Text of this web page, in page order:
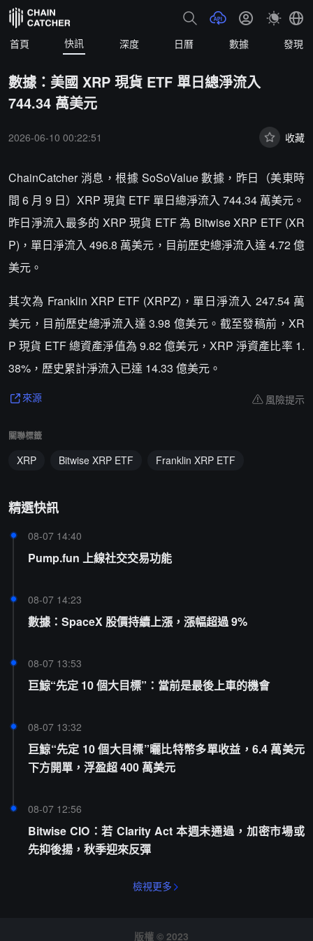
首頁 快訊 深度 日曆 數據 發現
數據：美國 XRP 現貨 ETF 單日總淨流入
744.34 萬美元
2026-06-10 00:22:51 收藏
ChainCatcher 消息，根據 SoSoValue 數據，昨日（美東時
間 6 月 9 日）XRP 現貨 ETF 單日總淨流入 744.34 萬美元。
昨日淨流入最多的 XRP 現貨 ETF 為 Bitwise XRP ETF (XR
P)，單日淨流入 496.8 萬美元，目前歷史總淨流入達 4.72 億
美元。
其次為 Franklin XRP ETF (XRPZ)，單日淨流入 247.54 萬
美元，目前歷史總淨流入達 3.98 億美元。截至發稿前，XR
P 現貨 ETF 總資產淨值為 9.82 億美元，XRP 淨資產比率 1.
38%，歷史累計淨流入已達 14.33 億美元。
來源 風險提示
關聯標籤
XRP Bitwise XRP ETF Franklin XRP ETF
精選快訊
08-07 14:40
Pump.fun 上線社交交易功能
08-07 14:23
數據：SpaceX 股價持續上漲，漲幅超過 9%
08-07 13:53
巨鯨“先定 10 個大目標”：當前是最後上車的機會
08-07 13:32
巨鯨“先定 10 個大目標”曬比特幣多單收益，6.4 萬美元
下方開單，浮盈超 400 萬美元
08-07 12:56
Bitwise CIO：若 Clarity Act 本週未通過，加密市場或
先抑後揚，秋季迎來反彈
檢視更多
版權 © 2023